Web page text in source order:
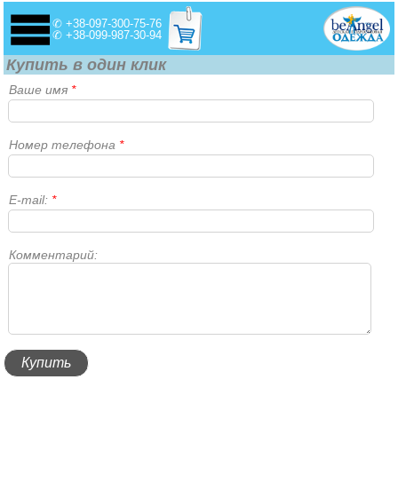
✆ +38-097-300-75-76
✆ +38-099-987-30-94
Купить в один клик
Ваше имя *
Номер телефона *
E-mail: *
Комментарий: